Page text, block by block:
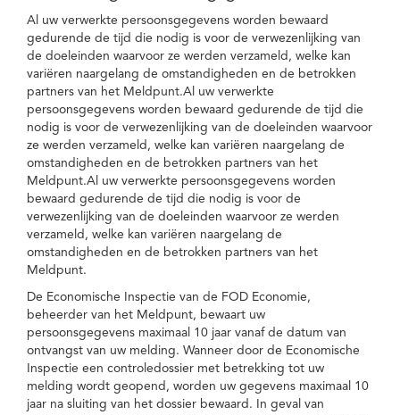
Al uw verwerkte persoonsgegevens worden bewaard
gedurende de tijd die nodig is voor de verwezenlijking van
de doeleinden waarvoor ze werden verzameld, welke kan
variëren naargelang de omstandigheden en de betrokken
partners van het Meldpunt.Al uw verwerkte
persoonsgegevens worden bewaard gedurende de tijd die
nodig is voor de verwezenlijking van de doeleinden waarvoor
ze werden verzameld, welke kan variëren naargelang de
omstandigheden en de betrokken partners van het
Meldpunt.Al uw verwerkte persoonsgegevens worden
bewaard gedurende de tijd die nodig is voor de
verwezenlijking van de doeleinden waarvoor ze werden
verzameld, welke kan variëren naargelang de
omstandigheden en de betrokken partners van het
Meldpunt.
De Economische Inspectie van de FOD Economie,
beheerder van het Meldpunt, bewaart uw
persoonsgegevens maximaal 10 jaar vanaf de datum van
ontvangst van uw melding. Wanneer door de Economische
Inspectie een controledossier met betrekking tot uw
melding wordt geopend, worden uw gegevens maximaal 10
jaar na sluiting van het dossier bewaard. In geval van